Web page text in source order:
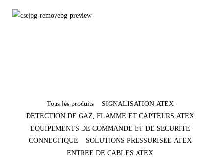
Tous les produits
SIGNALISATION ATEX
DETECTION DE GAZ, FLAMME ET CAPTEURS ATEX
EQUIPEMENTS DE COMMANDE ET DE SECURITE
CONNECTIQUE
SOLUTIONS PRESSURISEE ATEX
ENTREE DE CABLES ATEX